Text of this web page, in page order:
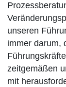
unseren
immer darum,
zeitgemäßen
mit